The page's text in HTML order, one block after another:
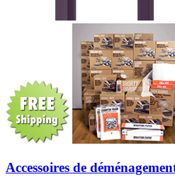
Accessoires de